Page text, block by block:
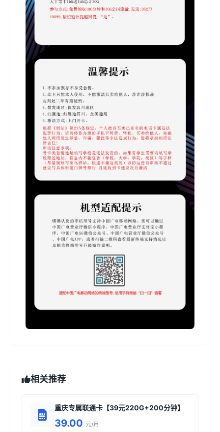
相关推荐
重庆专属联通卡【39元220G+200分钟】
39.00 元/月